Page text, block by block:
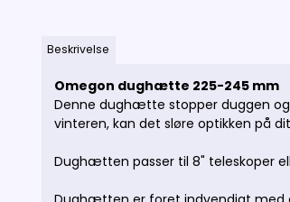
Beskrivelse
Omegon dughætte 225-245 mm
Denne dughætte stopper duggen
vinteren, kan det sløre optikken på
Dughætten passer til 8" teleskoper